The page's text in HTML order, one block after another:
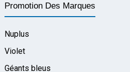
Promotion Des Marques
Nuplus
Violet
Géants bleus